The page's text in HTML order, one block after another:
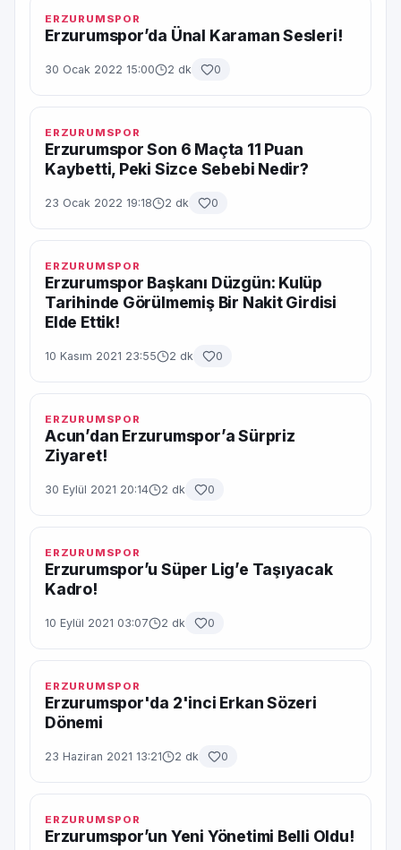
ERZURUMSPOR
Erzurumspor’da Ünal Karaman Sesleri!
30 Ocak 2022 15:00 2 dk 0
ERZURUMSPOR
Erzurumspor Son 6 Maçta 11 Puan
Kaybetti, Peki Sizce Sebebi Nedir?
23 Ocak 2022 19:18 2 dk 0
ERZURUMSPOR
Erzurumspor Başkanı Düzgün: Kulüp
Tarihinde Görülmemiş Bir Nakit Girdisi
Elde Ettik!
10 Kasım 2021 23:55 2 dk 0
ERZURUMSPOR
Acun’dan Erzurumspor’a Sürpriz
Ziyaret!
30 Eylül 2021 20:14 2 dk 0
ERZURUMSPOR
Erzurumspor’u Süper Lig’e Taşıyacak
Kadro!
10 Eylül 2021 03:07 2 dk 0
ERZURUMSPOR
Erzurumspor'da 2'inci Erkan Sözeri
Dönemi
23 Haziran 2021 13:21 2 dk 0
ERZURUMSPOR
Erzurumspor’un Yeni Yönetimi Belli Oldu!